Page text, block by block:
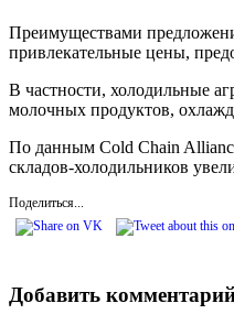
Преимуществами
привлекательные цены,
В частности, холодильные
молочных продуктов,
По данным Cold Chain
складов-холодильников
Поделиться...
Добавить